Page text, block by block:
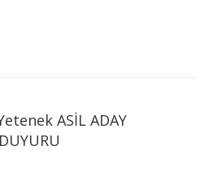
ASİL ADAY